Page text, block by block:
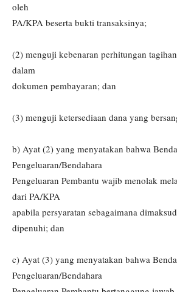
oleh
PA/KPA beserta bukti transaksinya;
(2) menguji kebenaran perhitungan
dalam
dokumen pembayaran; dan
(3) menguji ketersediaan dana yang
b) Ayat (2) yang menyatakan bahwa
Pengeluaran/Bendahara
Pengeluaran Pembantu wajib menolak
dari PA/KPA
apabila persyaratan sebagaimana
dipenuhi; dan
c) Ayat (3) yang menyatakan bahwa
Pengeluaran/Bendahara